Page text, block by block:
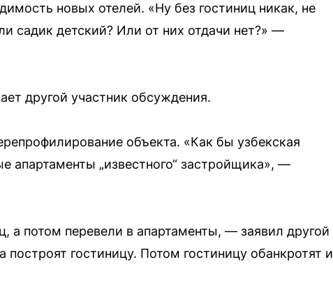
новых отелей. «Ну без гостиниц никак, не
садик детский? Или от них отдачи нет?» —
другой участник обсуждения.
объекта. «Как бы узбекская
апартаменты „известного“ застройщика», —
а потом перевели в апартаменты, — заявил другой
гостиницу. Потом гостиницу обанкротят и